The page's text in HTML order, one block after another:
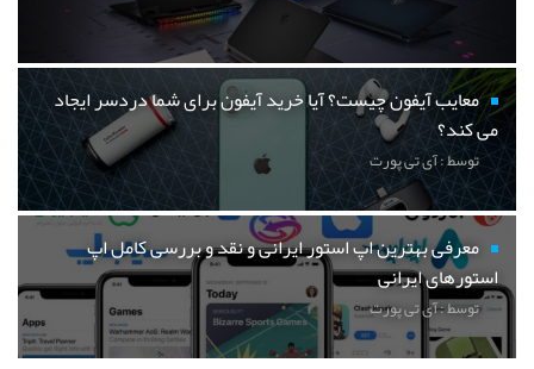
معایب آیفون چیست؟ آیا خرید آیفون برای شما دردسر ایجاد
می کند؟
توسط : آی تی پورت
معرفی بهترین اپ استور ایرانی و نقد و بررسی کامل اپ
استورهای ایرانی
توسط : آی تی پورت